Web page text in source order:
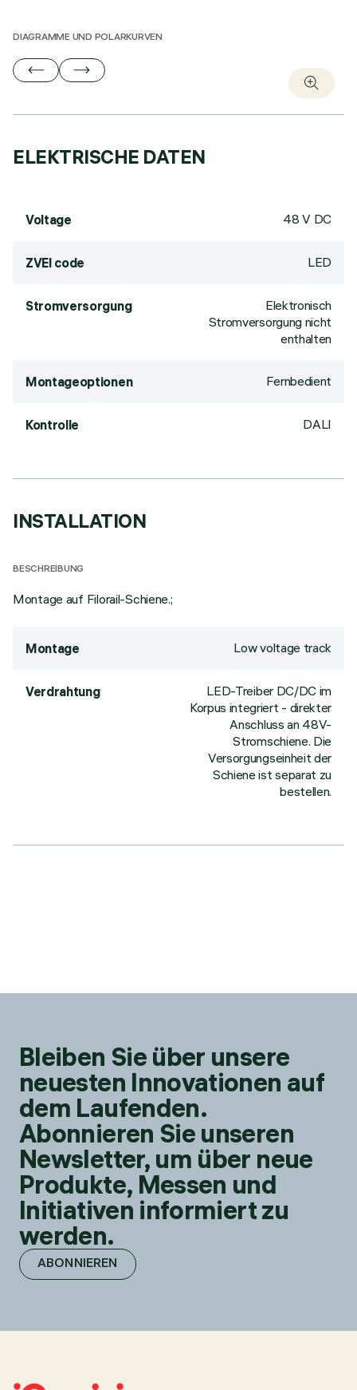
DIAGRAMME UND POLARKURVEN
ELEKTRISCHE DATEN
Voltage 48 V DC
ZVEI code LED
Stromversorgung
Elektronisch
Stromversorgung nicht
enthalten
Montageoptionen Fernbedient
Kontrolle DALI
INSTALLATION
BESCHREIBUNG
Montage auf Filorail-Schiene.;
Montage Low voltage track
Verdrahtung
LED-Treiber DC/DC im
Korpus integriert - direkter
Anschluss an 48V-
Stromschiene. Die
Versorgungseinheit der
Schiene ist separat zu
bestellen.
Bleiben Sie über unsere
neuesten Innovationen auf
dem Laufenden.
Abonnieren Sie unseren
Newsletter, um über neue
Produkte, Messen und
Initiativen informiert zu
werden.
ABONNIEREN